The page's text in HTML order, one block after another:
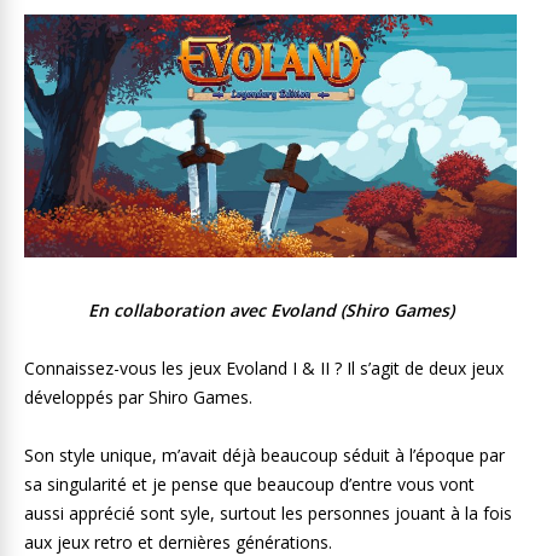
En collaboration avec Evoland (Shiro Games)
Connaissez-vous les jeux Evoland I & II ? Il s’agit de deux jeux
développés par Shiro Games.
Son style unique, m’avait déjà beaucoup séduit à l’époque par
sa singularité et je pense que beaucoup d’entre vous vont
aussi apprécié sont syle, surtout les personnes jouant à la fois
aux jeux retro et dernières générations.